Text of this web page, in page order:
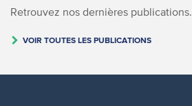
Retrouvez nos dernières publications.
VOIR TOUTES LES PUBLICATIONS